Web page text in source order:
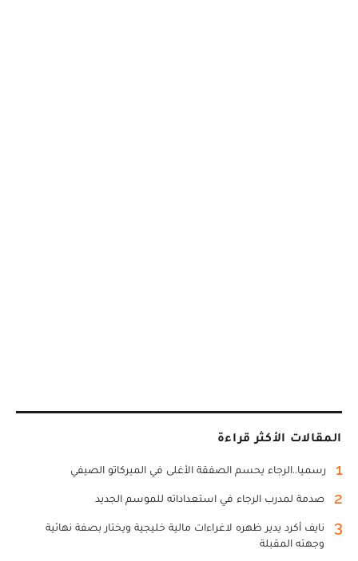
المقالات الأكثر قراءة
1 رسميا..الرجاء يحسم الصفقة الأغلى في الميركاتو الصيفي
2 صدمة لمدرب الرجاء في استعداداته للموسم الجديد
3
نايف أكرد يدير ظهره لاغراءات مالية خليجية ويختار بصفة نهائية
وجهته المقبلة